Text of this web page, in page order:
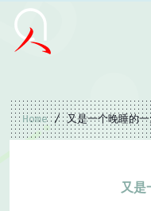
Home / 又是一个晚睡的一
又是